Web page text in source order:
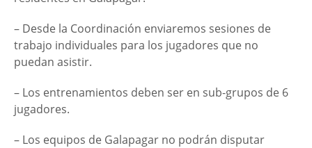
– Desde la Coordinación enviaremos sesiones de
trabajo individuales para los jugadores que no
puedan asistir.
– Los entrenamientos deben ser en sub-grupos de 6
jugadores.
– Los equipos de Galapagar no podrán disputar